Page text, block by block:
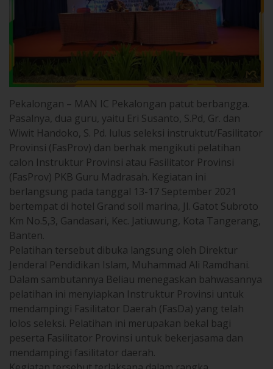
Pekalongan – MAN IC Pekalongan patut berbangga.
Pasalnya, dua guru, yaitu Eri Susanto, S.Pd, Gr. dan
Wiwit Handoko, S. Pd. lulus seleksi instruktut/Fasilitator
Provinsi (FasProv) dan berhak mengikuti pelatihan
calon Instruktur Provinsi atau Fasilitator Provinsi
(FasProv) PKB Guru Madrasah. Kegiatan ini
berlangsung pada tanggal 13-17 September 2021
bertempat di hotel Grand soll marina, Jl. Gatot Subroto
Km No.5,3, Gandasari, Kec. Jatiuwung, Kota Tangerang,
Banten.
Pelatihan tersebut dibuka langsung oleh Direktur
Jenderal Pendidikan Islam, Muhammad Ali Ramdhani.
Dalam sambutannya Beliau menegaskan bahwasannya
pelatihan ini menyiapkan Instruktur Provinsi untuk
mendampingi Fasilitator Daerah (FasDa) yang telah
lolos seleksi. Pelatihan ini merupakan bekal bagi
peserta Fasilitator Provinsi untuk bekerjasama dan
mendampingi fasilitator daerah.